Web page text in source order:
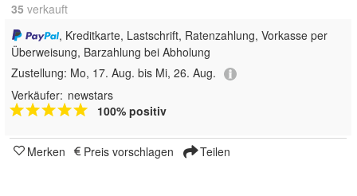
35 verkauft
, Kreditkarte, Lastschrift, Ratenzahlung, Vorkasse per
Überweisung, Barzahlung bei Abholung
Zustellung: Mo, 17. Aug. bis Mi, 26. Aug.
Verkäufer: newstars
100% positiv
Merken Preis vorschlagen Teilen